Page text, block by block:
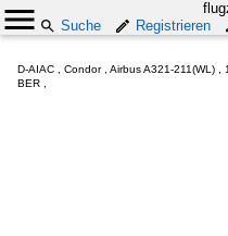
Suche
Registrieren
D-AIAC , Condor , Airbus A321-211(WL)
BER ,